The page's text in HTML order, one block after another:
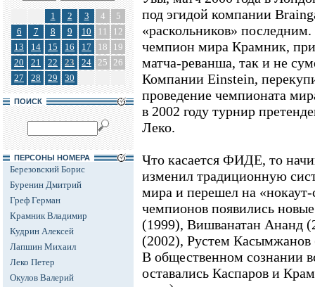
1 2 3 4
5
6
7 8 9 10 11
12
13
14 15 16 17 18
19
20
21 22 23 24 25 26
27
28 29 30
ПОИСК
ПЕРСОНЫ НОМЕРА
Березовский Борис
Буренин Дмитрий
Греф Герман
Крамник Владимир
Кудрин Алексей
Лапшин Михаил
Леко Петер
Окулов Валерий
под эгидой компании
«раскольников»
чемпион мира Крамник,
матча-реванша, так и не
Компании Einstein,
проведение чемпионата
в 2002 году турнир
Леко.
Что касается ФИДЕ, то
изменил традиционную
мира и перешел на
чемпионов появились
(1999), Вишванатан Ананд
(2002), Рустем Касымжанов
В общественном сознании
оставались Каспаров и